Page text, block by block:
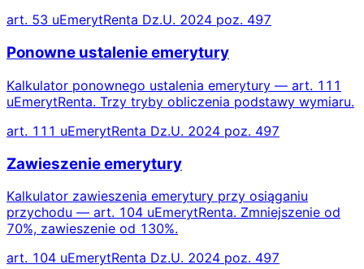
art. 53 uEmerytRenta Dz.U. 2024 poz. 497
Ponowne ustalenie emerytury
Kalkulator ponownego ustalenia emerytury — art. 111
uEmerytRenta. Trzy tryby obliczenia podstawy wymiaru.
art. 111 uEmerytRenta Dz.U. 2024 poz. 497
Zawieszenie emerytury
Kalkulator zawieszenia emerytury przy osiąganiu
przychodu — art. 104 uEmerytRenta. Zmniejszenie od
70%, zawieszenie od 130%.
art. 104 uEmerytRenta Dz.U. 2024 poz. 497